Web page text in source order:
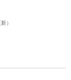
）